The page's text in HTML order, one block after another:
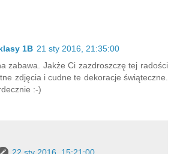
1B 21 sty 2016, 21:35:00
zabawa. Jakże Ci zazdroszczę tej radości
zdjęcia i cudne te dekoracje świąteczne.
:-)